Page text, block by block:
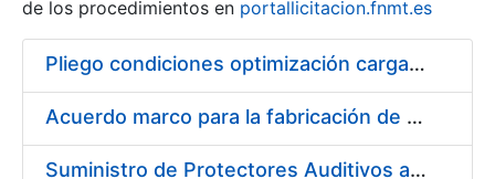
Erakutsi/Ezkutatu
de los procedimientos en portallicitacion.fnmt.es
Pliego condiciones optimización cargas compras firmado
Acuerdo marco para la fabricación de piezas
Suministro de Protectores Auditivos a medida para las personas trabajadoras de los Centros de Trabajo de Madrid y Burgos